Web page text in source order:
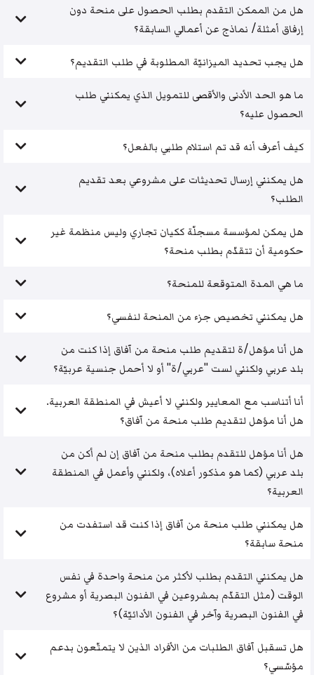
هل من الممكن التقدم بطلب الحصول على منحة دون
إرفاق أمثلة/ نماذج عن أعمالي السابقة؟
هل يجب تحديد الميزانيّة المطلوبة في طلب التقديم؟
ما هو الحد الأدنى والأقصى للتمويل الذي يمكنني طلب
الحصول عليه؟
كيف أعرف أنه قد تم استلام طلبي بالفعل؟
هل يمكنني إرسال تحديثات على مشروعي بعد تقديم
الطلب؟
هل يمكن لمؤسسة مسجلّة ككيان تجاري وليس منظمة غير
حكومية أن تتقدّم بطلب منحة؟
ما هي المدة المتوقعة للمنحة؟
هل يمكنني تخصيص جزء من المنحة لنفسي؟
هل أنا مؤهل/ة لتقديم طلب منحة من آفاق إذا كنت من
بلد عربي ولكنني لست "عربي/ة" أو لا أحمل جنسية عربيّة؟
أنا أتناسب مع المعايير ولكنني لا أعيش في المنطقة العربية.
هل أنا مؤهل لتقديم طلب منحة من آفاق؟
هل أنا مؤهل للتقدم بطلب منحة من آفاق إن لم أكن من
بلد عربي (كما هو مذكور أعلاه)، ولكنني وأعمل في المنطقة
العربية؟
هل يمكنني طلب منحة من آفاق إذا كنت قد استفدت من
منحة سابقة؟
هل يمكنني التقدم بطلب لأكثر من منحة واحدة في نفس
الوقت (مثل التقدّم بمشروعين في الفنون البصرية أو مشروع
في الفنون البصرية وآخر في الفنون الأدائيّة)؟
هل تسقبل آفاق الطلبات من الأفراد الذين لا يتمتّعون بدعم
مؤسّسي؟